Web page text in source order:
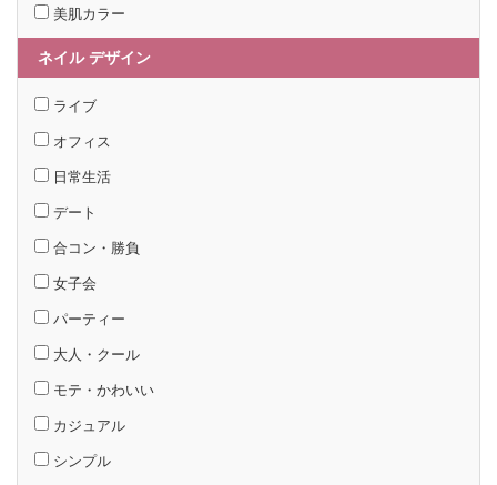
美肌カラー
ネイル デザイン
ライブ
オフィス
日常生活
デート
合コン・勝負
女子会
パーティー
大人・クール
モテ・かわいい
カジュアル
シンプル